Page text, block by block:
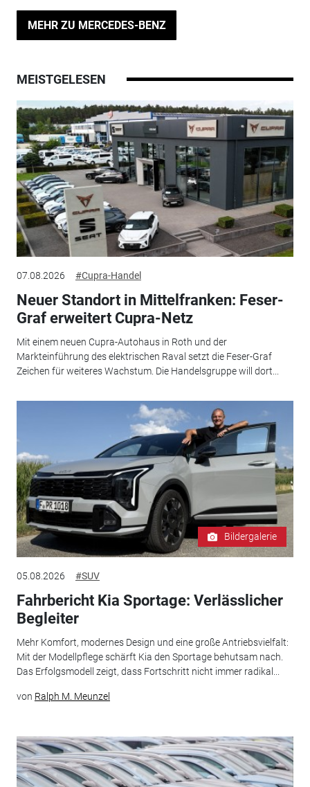
MEHR ZU MERCEDES-BENZ
MEISTGELESEN
07.08.2026 #Cupra-Handel
Neuer Standort in Mittelfranken: Feser-
Graf erweitert Cupra-Netz
Mit einem neuen Cupra-Autohaus in Roth und der
Markteinführung des elektrischen Raval setzt die Feser-Graf
Zeichen für weiteres Wachstum. Die Handelsgruppe will dort...
Bildergalerie
05.08.2026 #SUV
Fahrbericht Kia Sportage: Verlässlicher
Begleiter
Mehr Komfort, modernes Design und eine große Antriebsvielfalt:
Mit der Modellpflege schärft Kia den Sportage behutsam nach.
Das Erfolgsmodell zeigt, dass Fortschritt nicht immer radikal...
von Ralph M. Meunzel